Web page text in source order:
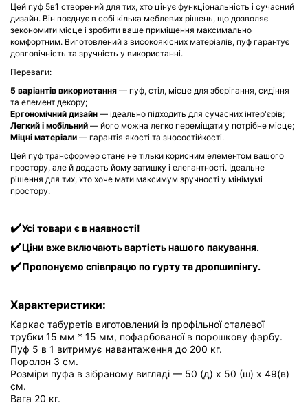
Цей пуф 5в1 створений для тих, хто цінує функціональність і сучасний
дизайн. Він поєднує в собі кілька меблевих рішень, що дозволяє
зекономити місце і зробити ваше приміщення максимально
комфортним. Виготовлений з високоякісних матеріалів, пуф гарантує
довговічність та зручність у використанні.
Переваги:
5 варіантів використання — пуф, стіл, місце для зберігання, сидіння
та елемент декору;
Ергономічний дизайн — ідеально підходить для сучасних інтер'єрів;
Легкий і мобільний — його можна легко переміщати у потрібне місце;
Міцні матеріали — гарантія якості та зносостійкості.
Цей пуф трансформер стане не тільки корисним елементом вашого
простору, але й додасть йому затишку і елегантності. Ідеальне
рішення для тих, хто хоче мати максимум зручності у мінімумі
простору.
✔️Усі товари є в наявності!
✔️Ціни вже включають вартість нашого пакування.
✔️Пропонуємо співпрацю по гурту та дропшипінгу.
Характеристики:
Каркас табуретів виготовлений із профільної сталевої
трубки 15 мм * 15 мм, пофарбованої в порошкову фарбу.
Пуф 5 в 1 витримує навантаження до 200 кг.
Поролон 3 см.
Розміри пуфа в зібраному вигляді — 50 (д) x 50 (ш) х 49(в)
см.
Вага 20 кг.